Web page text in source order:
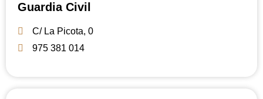
Guardia Civil
C/ La Picota, 0
975 381 014